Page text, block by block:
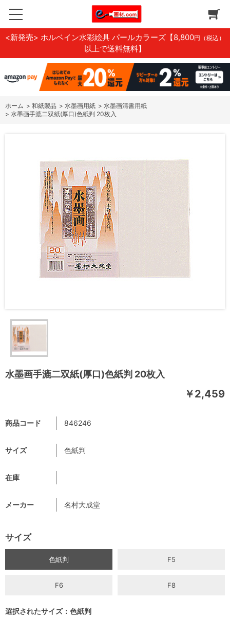
<新発売> ホルベイン水彩絵具 パールカラーズ 【8,800円（税込）
以上で送料無料】
ホーム > 和紙製品 > 水墨画用紙 > 水墨画清書用紙
> 水墨画手漉二双紙(厚口)色紙判 20枚入
水墨画手漉二双紙(厚口)色紙判 20枚入
￥2,459
商品コード 846246
サイズ 色紙判
在庫
メーカー 名村大成堂
サイズ
色紙判 F5
F6 F8
選択されたサイズ：色紙判